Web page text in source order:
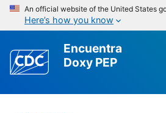
An official website of the United States
Here’s how you know
Encuentra
Doxy PEP